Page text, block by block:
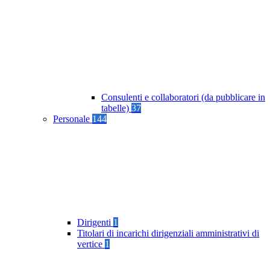
Consulenti e collaboratori (da pubblicare in
tabelle) 37
Personale 144
Dirigenti 1
Titolari di incarichi dirigenziali amministrativi di
vertice 1